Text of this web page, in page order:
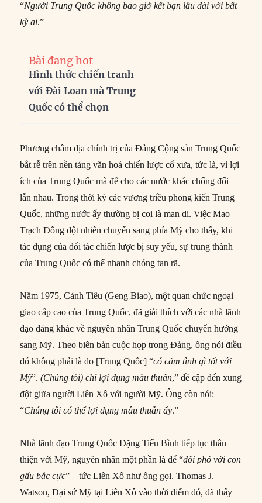
“Người Trung Quốc không bao giờ kết bạn lâu dài với bất
kỳ ai.”
Bài đang hot
Hình thức chiến tranh
với Đài Loan mà Trung
Quốc có thể chọn
Phương châm địa chính trị của Đảng Cộng sản Trung Quốc
bắt rễ trên nền tảng văn hoá chiến lược cổ xưa, tức là, vì lợi
ích của Trung Quốc mà để cho các nước khác chống đối
lẫn nhau. Trong thời kỳ các vương triều phong kiến Trung
Quốc, những nước ấy thường bị coi là man di. Việc Mao
Trạch Đông đột nhiên chuyển sang phía Mỹ cho thấy, khi
tác dụng của đối tác chiến lược bị suy yếu, sự trung thành
của Trung Quốc có thể nhanh chóng tan rã.
Năm 1975, Cảnh Tiêu (Geng Biao), một quan chức ngoại
giao cấp cao của Trung Quốc, đã giải thích với các nhà lãnh
đạo đảng khác về nguyên nhân Trung Quốc chuyển hướng
sang Mỹ. Theo biên bản cuộc họp trong Đảng, ông nói điều
đó không phải là do [Trung Quốc] “có cảm tình gì tốtvới
Mỹ”.(Chúng tôi) chỉ lợi dụng mâu thuẫn,” đề cập đến xung
đột giữa người Liên Xô với người Mỹ. Ông còn nói:
“Chúng tôicó thểlợi dụng mâu thuẫn ấy.”
Nhà lãnh đạo Trung Quốc Đặng Tiểu Bình tiếp tục thân
thiện với Mỹ, nguyên nhân một phần là để “đối phó với con
gấu bắc cực” – tức Liên Xô như ông gọi. Thomas J.
Watson, Đại sứ Mỹ tại Liên Xô vào thời điểm đó, đã thấy